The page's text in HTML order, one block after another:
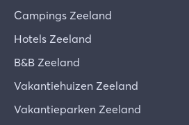
Campings Zeeland
Hotels Zeeland
B&B Zeeland
Vakantiehuizen Zeeland
Vakantieparken Zeeland